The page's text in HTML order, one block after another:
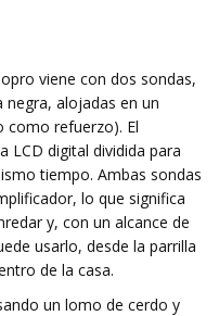
viene con dos sondas,
alojadas en un
como refuerzo). El
LCD digital dividida para
tiempo. Ambas sondas
lo que significa
y, con un alcance de
usarlo, desde la parrilla
de la casa.
un lomo de cerdo y